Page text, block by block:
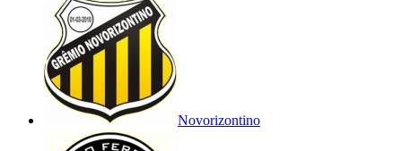
Novorizontino